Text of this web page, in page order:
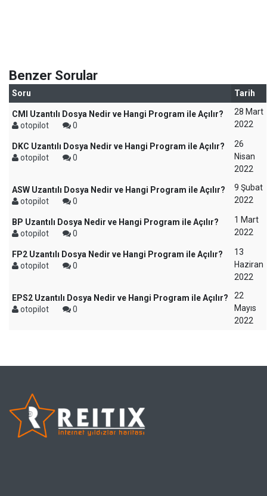
Benzer Sorular
Soru Tarih
CMI Uzantılı Dosya Nedir ve Hangi Program ile Açılır?
otopilot
0
28 Mart
2022
DKC Uzantılı Dosya Nedir ve Hangi Program ile Açılır?
otopilot
0
26
Nisan
2022
ASW Uzantılı Dosya Nedir ve Hangi Program ile Açılır?
otopilot
0
9 Şubat
2022
BP Uzantılı Dosya Nedir ve Hangi Program ile Açılır?
otopilot
0
1 Mart
2022
FP2 Uzantılı Dosya Nedir ve Hangi Program ile Açılır?
otopilot
0
13
Haziran
2022
EPS2 Uzantılı Dosya Nedir ve Hangi Program ile Açılır?
otopilot
0
22
Mayıs
2022